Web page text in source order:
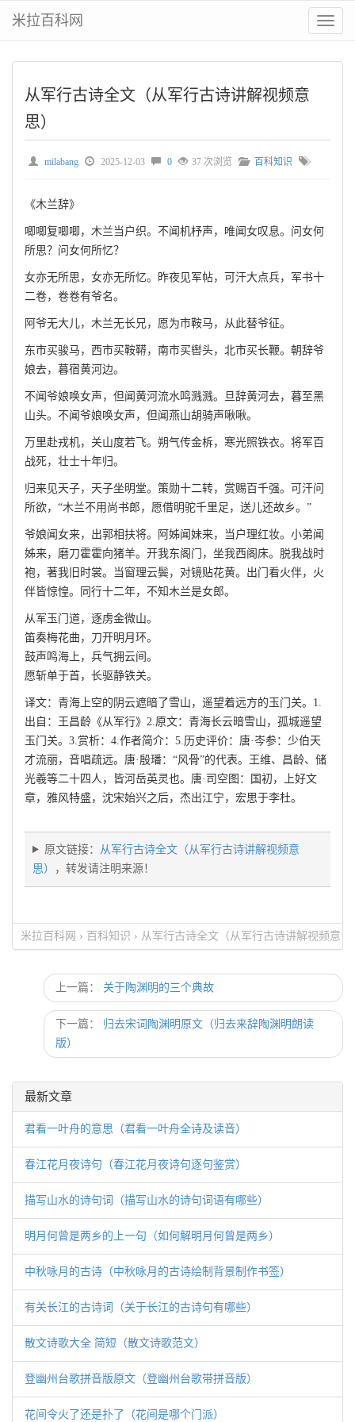
切
换
菜
米拉百科网
从军行古诗全文（从军行古诗讲解视频意
思）
milabang 2025-12-03 0 37 次浏览 百科知识
《木兰辞》
唧唧复唧唧，木兰当户织。不闻机杼声，唯闻女叹息。问女何
所思？问女何所忆？
女亦无所思，女亦无所忆。昨夜见军帖，可汗大点兵，军书十
二卷，卷卷有爷名。
阿爷无大儿，木兰无长兄，愿为市鞍马，从此替爷征。
东市买骏马，西市买鞍鞯，南市买辔头，北市买长鞭。朝辞爷
娘去，暮宿黄河边。
不闻爷娘唤女声，但闻黄河流水鸣溅溅。旦辞黄河去，暮至黑
山头。不闻爷娘唤女声，但闻燕山胡骑声啾啾。
万里赴戎机，关山度若飞。朔气传金柝，寒光照铁衣。将军百
战死，壮士十年归。
归来见天子，天子坐明堂。策勋十二转，赏赐百千强。可汗问
所欲，“木兰不用尚书郎，愿借明驼千里足，送儿还故乡。”
爷娘闻女来，出郭相扶将。阿姊闻妹来，当户理红妆。小弟闻
姊来，磨刀霍霍向猪羊。开我东阁门，坐我西阁床。脱我战时
袍，著我旧时裳。当窗理云鬓，对镜贴花黄。出门看火伴，火
伴皆惊惶。同行十二年，不知木兰是女郎。
从军玉门道，逐虏金微山。
笛奏梅花曲，刀开明月环。
鼓声鸣海上，兵气拥云间。
愿斩单于首，长驱静铁关。
译文：青海上空的阴云遮暗了雪山，遥望着远方的玉门关。1.
出自：王昌龄《从军行》2.原文：青海长云暗雪山，孤城遥望
玉门关。3.赏析：4.作者简介：5.历史评价：唐·岑参：少伯天
才流丽，音唱疏远。唐·殷璠：“风骨”的代表。王维、昌龄、储
光羲等二十四人，皆河岳英灵也。唐·司空图：国初，上好文
章，雅风特盛，沈宋始兴之后，杰出江宁，宏思于李杜。
原文链接： 从军行古诗全文（从军行古诗讲解视频意
思）
，转发请注明来源！
米拉百科网 › 百科知识 › 从军行古诗全文（从军行古诗讲解视频意
上一篇： 关于陶渊明的三个典故
下一篇：
归去宋词陶渊明原文（归去来辞陶渊明朗读
版）
最新文章
君看一叶舟的意思（君看一叶舟全诗及读音）
春江花月夜诗句（春江花月夜诗句逐句鉴赏）
描写山水的诗句词（描写山水的诗句词语有哪些）
明月何曾是两乡的上一句（如何解明月何曾是两乡）
中秋咏月的古诗（中秋咏月的古诗绘制背景制作书签）
有关长江的古诗词（关于长江的古诗句有哪些）
散文诗歌大全 简短（散文诗歌范文）
登幽州台歌拼音版原文（登幽州台歌带拼音版）
花间令火了还是扑了（花间是哪个门派）